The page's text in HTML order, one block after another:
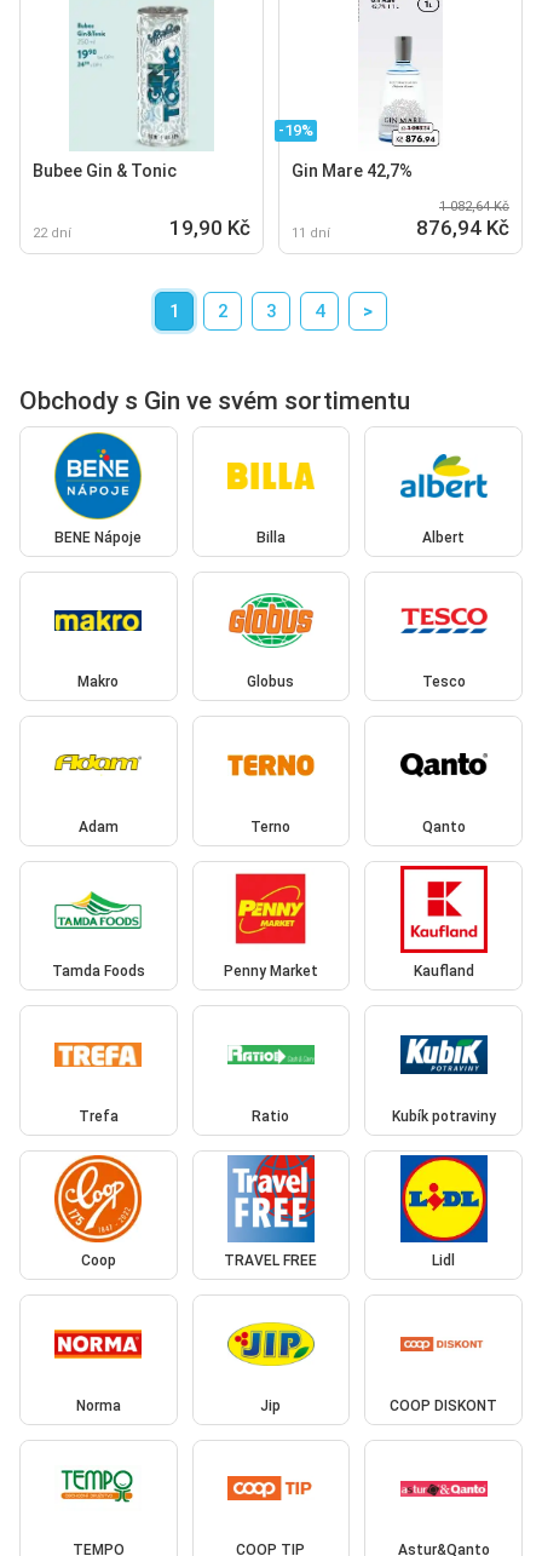
Bubee Gin & Tonic
22 dní 19,90 Kč
-19%
Gin Mare 42,7%
11 dní
1 082,64 Kč
876,94 Kč
1 2 3 4 >
Obchody s Gin ve svém sortimentu
BENE Nápoje Billa Albert
Makro Globus Tesco
Adam Terno Qanto
Tamda Foods Penny Market Kaufland
Trefa Ratio Kubík potraviny
Coop TRAVEL FREE Lidl
Norma Jip COOP DISKONT
TEMPO COOP TIP Astur&Qanto